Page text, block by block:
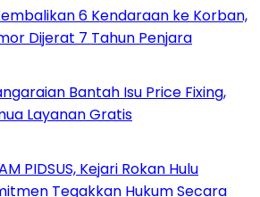
6 Kendaraan ke Korban,
Dijerat 7 Tahun Penjara
Bantah Isu Price Fixing,
Layanan Gratis
PIDSUS, Kejari Rokan Hulu
Tegakkan Hukum Secara